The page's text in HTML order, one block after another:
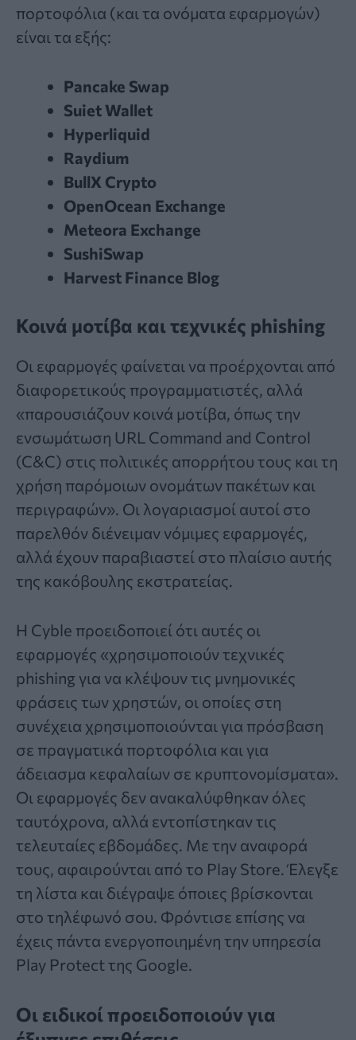
πορτοφόλια (και τα ονόματα εφαρμογών)
είναι τα εξής:
Pancake Swap
Suiet Wallet
Hyperliquid
Raydium
BullX Crypto
OpenOcean Exchange
Meteora Exchange
SushiSwap
Harvest Finance Blog
Κοινά μοτίβα και τεχνικές phishing
Οι εφαρμογές φαίνεται να προέρχονται από
διαφορετικούς προγραμματιστές, αλλά
«παρουσιάζουν κοινά μοτίβα, όπως την
ενσωμάτωση URL Command and Control
(C&C) στις πολιτικές απορρήτου τους και τη
χρήση παρόμοιων ονομάτων πακέτων και
περιγραφών». Οι λογαριασμοί αυτοί στο
παρελθόν διένειμαν νόμιμες εφαρμογές,
αλλά έχουν παραβιαστεί στο πλαίσιο αυτής
της κακόβουλης εκστρατείας.
Η Cyble προειδοποιεί ότι αυτές οι
εφαρμογές «χρησιμοποιούν τεχνικές
phishing για να κλέψουν τις μνημονικές
φράσεις των χρηστών, οι οποίες στη
συνέχεια χρησιμοποιούνται για πρόσβαση
σε πραγματικά πορτοφόλια και για
άδειασμα κεφαλαίων σε κρυπτονομίσματα».
Οι εφαρμογές δεν ανακαλύφθηκαν όλες
ταυτόχρονα, αλλά εντοπίστηκαν τις
τελευταίες εβδομάδες. Με την αναφορά
τους, αφαιρούνται από το Play Store. Έλεγξε
τη λίστα και διέγραψε όποιες βρίσκονται
στο τηλέφωνό σου. Φρόντισε επίσης να
έχεις πάντα ενεργοποιημένη την υπηρεσία
Play Protect της Google.
Οι ειδικοί προειδοποιούν για